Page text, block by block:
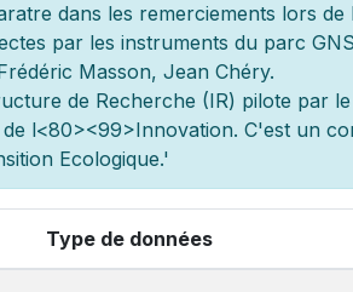
tre dans les remerciements lors de
es par les instruments du parc
Masson, Jean Chéry.
de Recherche (IR) pilote par
l<80><99>Innovation. C'est un
Ecologique.'
Type de données